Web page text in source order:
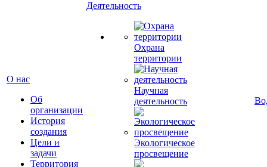
О нас
Об
организации
История
создания
Цели и
задачи
Территория
Деятельность
Охрана
территории
Научная
деятельность
Экологическое
просвещение